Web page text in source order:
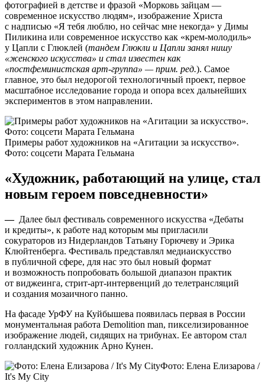
фотографией в детстве и фразой «Морковь зайцам —
современное искусство людям», изображение Христа
с надписью «Я тебя люблю, но сейчас мне некогда» у Димы
Пиликина или современное искусство как «крем-молодиль»
у Цапли с Глюклей (тандем Глюкли и Цапли занял нишу
«женского искусства» и стал известен как
«постфеминистская арт-группа» — прим. ред.). Самое
главное, это был недорогой технологичный проект, первое
масштабное исследование города и опора всех дальнейших
экспериментов в этом направлении.
Примеры работ художников на «Агитации за искусство».
Фото: соцсети Марата Гельмана
«Художник, работающий на улице, стал
новым героем повседневности»
— Далее был фестиваль современного искусства «Дебаты
и кредиты», к работе над которым мы пригласили
сокураторов из Нидерландов Татьяну Горючеву и Эрика
Клюйтенберга. Фестиваль представлял медиаискусство
в публичной сфере, для нас это был новый формат
и возможность попробовать большой диапазон практик
от виджеинга, стрит-арт-интервенций до телетрансляций
и создания мозаичного панно.
На фасаде УрФУ на Куйбышева появилась первая в России
монументальная работа Demolition man, пикселизированное
изображение людей, сидящих на трибунах. Ее автором стал
голландский художник Арно Кунен.
Фото: Елена Елизарова /
It's My City